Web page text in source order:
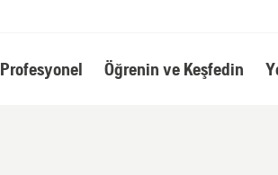
Profesyonel Öğrenin ve Keşfedin